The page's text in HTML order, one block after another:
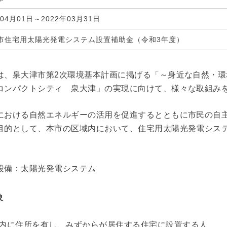
月01日～2022年03月31日
住宅用太陽光発電システム設置補助金（令和3年度）
、泉大津市第2次環境基本計画に掲げる「～身近な自然・
ンパクトシティ 泉大津」の実現に向けて、様々な取組み
おける自然エネルギーの活用を促進するとともに市民の自
的として、本市の区域内において、住宅用太陽光発電シス
備：太陽光発電システム
に住所を有し、みずからが居住する住宅に設置する人